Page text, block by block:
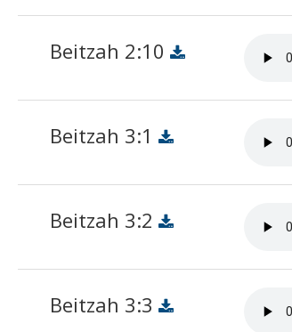
Beitzah 2:10
Beitzah 3:1
Beitzah 3:2
Beitzah 3:3